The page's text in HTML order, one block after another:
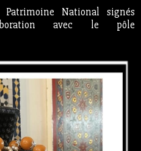
National signés
avec le pôle